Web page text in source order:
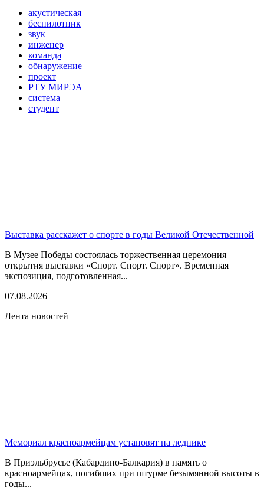
акустическая
беспилотник
звук
инженер
команда
обнаружение
проект
РТУ МИРЭА
система
студент
Выставка расскажет о спорте в годы Великой Отечественной
В Музее Победы состоялась торжественная церемония
открытия выставки «Спорт. Спорт. Спорт». Временная
экспозиция, подготовленная...
07.08.2026
Лента новостей
Мемориал красноармейцам установят на леднике
В Приэльбрусье (Кабардино-Балкария) в память о
красноармейцах, погибших при штурме безымянной высоты в
годы...